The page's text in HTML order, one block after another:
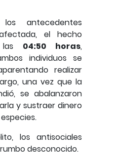
antecedentes
el hecho
04:50 horas,
individuos se
realizar
una vez que la
se abalanzaron
y sustraer dinero
los antisociales
desconocido.